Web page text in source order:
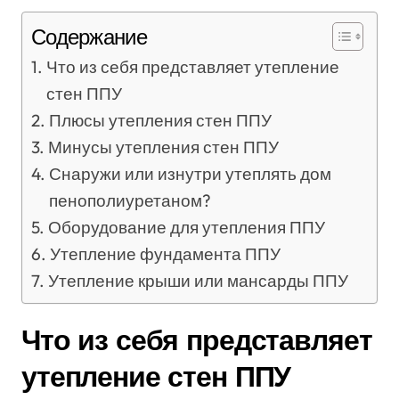
Содержание
Что из себя представляет утепление
стен ППУ
Плюсы утепления стен ППУ
Минусы утепления стен ППУ
Снаружи или изнутри утеплять дом
пенополиуретаном?
Оборудование для утепления ППУ
Утепление фундамента ППУ
Утепление крыши или мансарды ППУ
Что из себя представляет
утепление стен ППУ